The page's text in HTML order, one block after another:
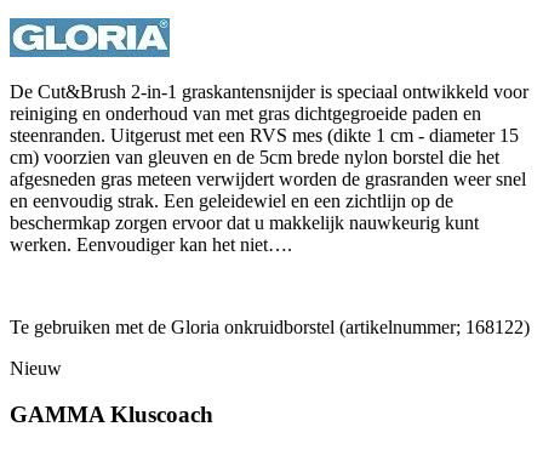
De Cut&Brush 2-in-1 graskantensnijder is speciaal ontwikkeld voor
reiniging en onderhoud van met gras dichtgegroeide paden en
steenranden. Uitgerust met een RVS mes (dikte 1 cm - diameter 15
cm) voorzien van gleuven en de 5cm brede nylon borstel die het
afgesneden gras meteen verwijdert worden de grasranden weer snel
en eenvoudig strak. Een geleidewiel en een zichtlijn op de
beschermkap zorgen ervoor dat u makkelijk nauwkeurig kunt
werken. Eenvoudiger kan het niet….
Te gebruiken met de Gloria onkruidborstel (artikelnummer; 168122)
Nieuw
GAMMA Kluscoach